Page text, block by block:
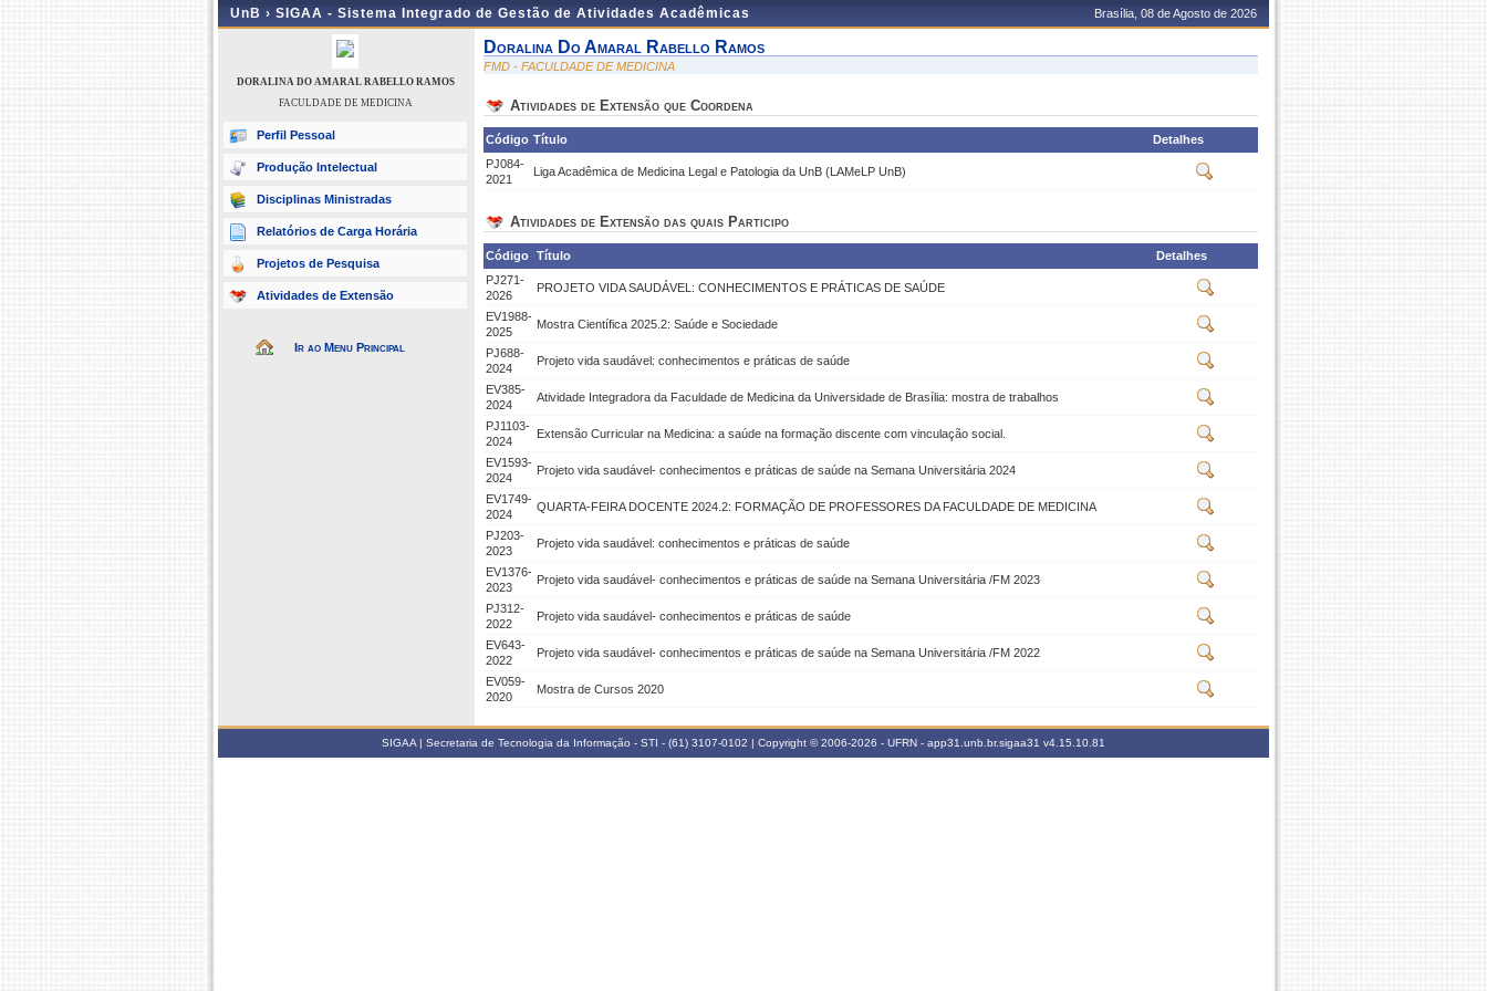
UnB › SIGAA - Sistema Integrado de Gestão de Atividades Acadêmicas Brasília, 08 de Agosto de 2026
DORALINA DO AMARAL RABELLO RAMOS
FACULDADE DE MEDICINA
Perfil Pessoal
Produção Intelectual
Disciplinas Ministradas
Relatórios de Carga Horária
Projetos de Pesquisa
Atividades de Extensão
Ir ao Menu Principal
Doralina Do Amaral Rabello Ramos
FMD - FACULDADE DE MEDICINA
Atividades de Extensão que Coordena
Código Título
Detalhes
PJ084-
2021
Liga Acadêmica de Medicina Legal e Patologia da UnB (LAMeLP UnB)
Atividades de Extensão das quais Participo
Código Título
Detalhes
PJ271-
2026
PROJETO VIDA SAUDÁVEL: CONHECIMENTOS E PRÁTICAS DE SAÚDE
EV1988-
2025
Mostra Científica 2025.2: Saúde e Sociedade
PJ688-
2024
Projeto vida saudável: conhecimentos e práticas de saúde
EV385-
2024
Atividade Integradora da Faculdade de Medicina da Universidade de Brasília: mostra de trabalhos
PJ1103-
2024
Extensão Curricular na Medicina: a saúde na formação discente com vinculação social.
EV1593-
2024
Projeto vida saudável- conhecimentos e práticas de saúde na Semana Universitária 2024
EV1749-
2024
QUARTA-FEIRA DOCENTE 2024.2: FORMAÇÃO DE PROFESSORES DA FACULDADE DE MEDICINA
PJ203-
2023
Projeto vida saudável: conhecimentos e práticas de saúde
EV1376-
2023
Projeto vida saudável- conhecimentos e práticas de saúde na Semana Universitária /FM 2023
PJ312-
2022
Projeto vida saudável- conhecimentos e práticas de saúde
EV643-
2022
Projeto vida saudável- conhecimentos e práticas de saúde na Semana Universitária /FM 2022
EV059-
2020
Mostra de Cursos 2020
SIGAA | Secretaria de Tecnologia da Informação - STI - (61) 3107-0102 | Copyright © 2006-2026 - UFRN - app31.unb.br.sigaa31 v4.15.10.81